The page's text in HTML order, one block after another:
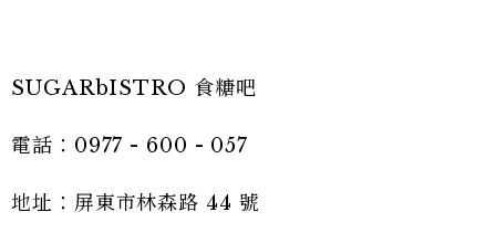
SUGARbISTRO 食糖吧
電話：0977 - 600 - 057
地址：屏東市林森路 44 號